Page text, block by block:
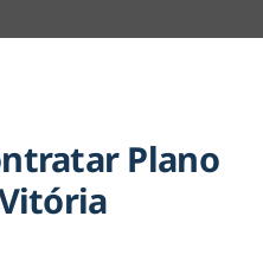
Plano